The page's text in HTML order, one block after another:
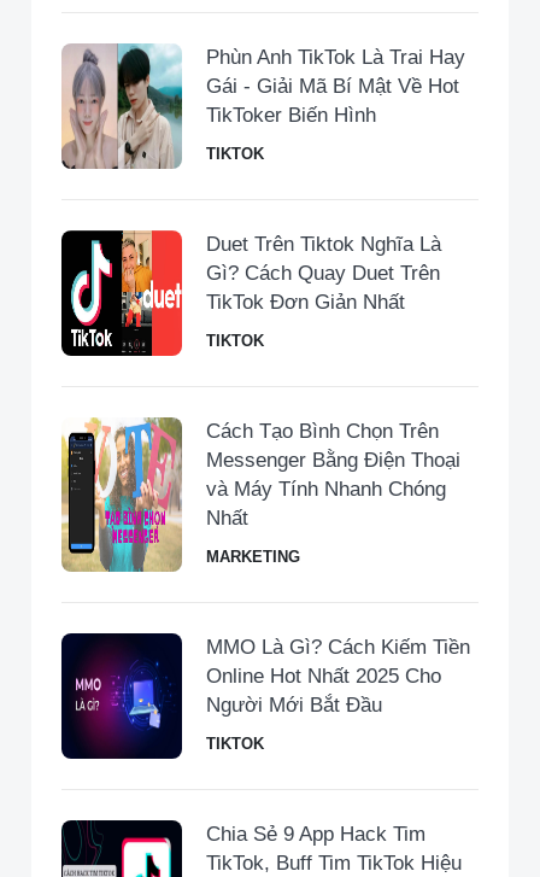
Phùn Anh TikTok Là Trai Hay
Gái - Giải Mã Bí Mật Về Hot
TikToker Biến Hình
TIKTOK
Duet Trên Tiktok Nghĩa Là
Gì? Cách Quay Duet Trên
TikTok Đơn Giản Nhất
TIKTOK
Cách Tạo Bình Chọn Trên
Messenger Bằng Điện Thoại
và Máy Tính Nhanh Chóng
Nhất
MARKETING
MMO Là Gì? Cách Kiếm Tiền
Online Hot Nhất 2025 Cho
Người Mới Bắt Đầu
TIKTOK
Chia Sẻ 9 App Hack Tim
TikTok, Buff Tim TikTok Hiệu